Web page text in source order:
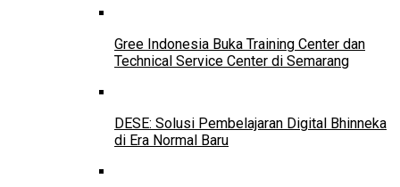
Gree Indonesia Buka Training Center dan
Technical Service Center di Semarang
DESE: Solusi Pembelajaran Digital Bhinneka
di Era Normal Baru